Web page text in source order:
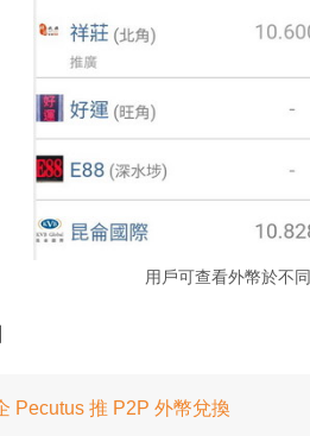
用戶可查看外幣於不
Pecutus 推 P2P 外幣兌換